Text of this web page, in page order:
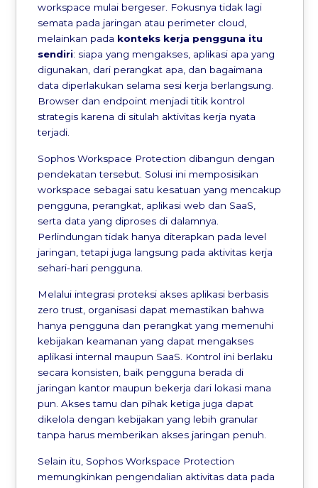
workspace mulai bergeser. Fokusnya tidak lagi
semata pada jaringan atau perimeter cloud,
melainkan pada konteks kerja pengguna itu
sendiri: siapa yang mengakses, aplikasi apa yang
digunakan, dari perangkat apa, dan bagaimana
data diperlakukan selama sesi kerja berlangsung.
Browser dan endpoint menjadi titik kontrol
strategis karena di situlah aktivitas kerja nyata
terjadi.
Sophos Workspace Protection dibangun dengan
pendekatan tersebut. Solusi ini memposisikan
workspace sebagai satu kesatuan yang mencakup
pengguna, perangkat, aplikasi web dan SaaS,
serta data yang diproses di dalamnya.
Perlindungan tidak hanya diterapkan pada level
jaringan, tetapi juga langsung pada aktivitas kerja
sehari-hari pengguna.
Melalui integrasi proteksi akses aplikasi berbasis
zero trust, organisasi dapat memastikan bahwa
hanya pengguna dan perangkat yang memenuhi
kebijakan keamanan yang dapat mengakses
aplikasi internal maupun SaaS. Kontrol ini berlaku
secara konsisten, baik pengguna berada di
jaringan kantor maupun bekerja dari lokasi mana
pun. Akses tamu dan pihak ketiga juga dapat
dikelola dengan kebijakan yang lebih granular
tanpa harus memberikan akses jaringan penuh.
Selain itu, Sophos Workspace Protection
memungkinkan pengendalian aktivitas data pada